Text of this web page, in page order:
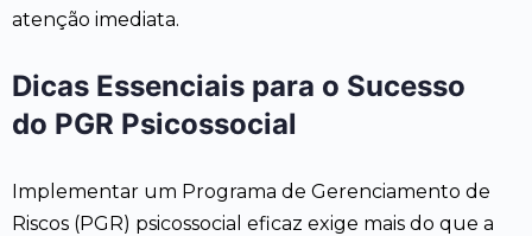
atenção imediata.
Dicas Essenciais para o Sucesso
do PGR Psicossocial
Implementar um Programa de Gerenciamento de
Riscos (PGR) psicossocial eficaz exige mais do que a